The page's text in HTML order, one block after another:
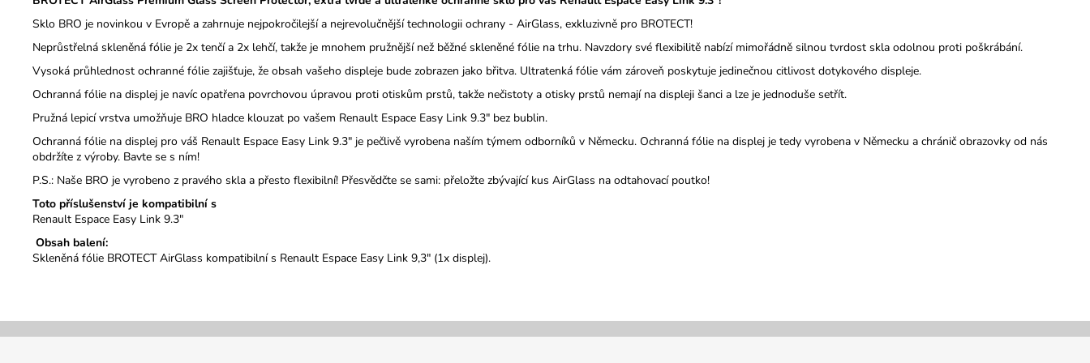
Sklo BRO je novinkou v Evropě a zahrnuje nejpokročilejší a nejrevolučnější technologii ochrany - AirGlass, exkluzivně pro BROTECT!
Neprůstřelná skleněná fólie je 2x tenčí a 2x lehčí, takže je mnohem pružnější než běžné skleněné fólie na trhu. Navzdory své flexibilitě nabízí mimořádně silnou tvrdost skla odolnou proti poškrábání.
Vysoká průhlednost ochranné fólie zajišťuje, že obsah vašeho displeje bude zobrazen jako břitva. Ultratenká fólie vám zároveň poskytuje jedinečnou citlivost dotykového displeje.
Ochranná fólie na displej je navíc opatřena povrchovou úpravou proti otiskům prstů, takže nečistoty a otisky prstů nemají na displeji šanci a lze je jednoduše setřít.
Pružná lepicí vrstva umožňuje BRO hladce klouzat po vašem Renault Espace Easy Link 9.3" bez bublin.
Ochranná fólie na displej pro váš Renault Espace Easy Link 9.3" je pečlivě vyrobena naším týmem odborníků v Německu. Ochranná fólie na displej je tedy vyrobena v Německu a chránič obrazovky od nás
obdržíte z výroby. Bavte se s ním!
P.S.: Naše BRO je vyrobeno z pravého skla a přesto flexibilní! Přesvědčte se sami: přeložte zbývající kus AirGlass na odtahovací poutko!
Toto příslušenství je kompatibilní s
Renault Espace Easy Link 9.3"
Obsah balení:
Skleněná fólie BROTECT AirGlass kompatibilní s Renault Espace Easy Link 9,3" (1x displej).